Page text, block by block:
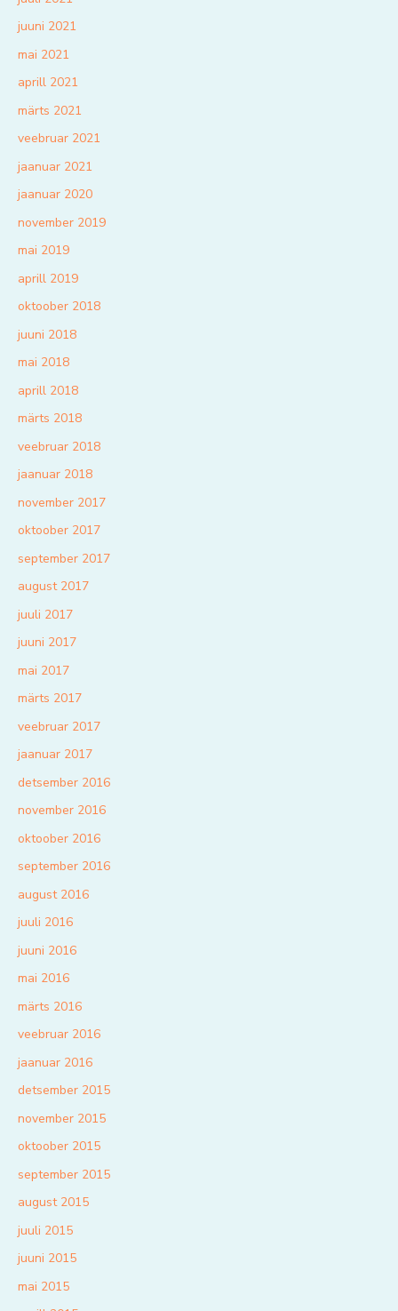
juuni 2021
mai 2021
aprill 2021
märts 2021
veebruar 2021
jaanuar 2021
jaanuar 2020
november 2019
mai 2019
aprill 2019
oktoober 2018
juuni 2018
mai 2018
aprill 2018
märts 2018
veebruar 2018
jaanuar 2018
november 2017
oktoober 2017
september 2017
august 2017
juuli 2017
juuni 2017
mai 2017
märts 2017
veebruar 2017
jaanuar 2017
detsember 2016
november 2016
oktoober 2016
september 2016
august 2016
juuli 2016
juuni 2016
mai 2016
märts 2016
veebruar 2016
jaanuar 2016
detsember 2015
november 2015
oktoober 2015
september 2015
august 2015
juuli 2015
juuni 2015
mai 2015